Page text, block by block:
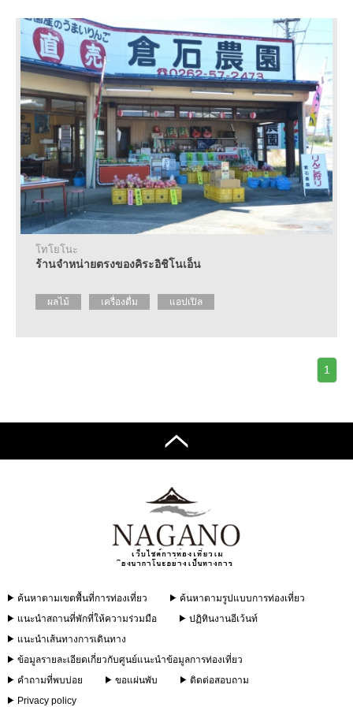
งาน
นท์
แนะนำ
เส้น
ทางการ
เดิน
ทาง
ข้อมูล
ละเอียด
เกี่ยว
ข้อมูล
แผ่น
โทโยโนะ
ร้านจำหน่ายตรงของคิระอิชิโนเอ็น
ผลไม้ เครื่องดื่ม แอปเปิล
1
ค้นหาตามเขตพื้นที่การท่องเที่ยว
ค้นหาตามรูปแบบการท่องเที่ยว
แนะนำสถานที่พักที่ให้ความร่วมมือ
ปฏิทินงานอีเว้นท์
แนะนำเส้นทางการเดินทาง
ข้อมูลรายละเอียดเกี่ยวกับศูนย์แนะนำข้อมูลการท่องเที่ยว
คำถามที่พบบ่อย
ขอแผ่นพับ
ติดต่อสอบถาม
Privacy policy